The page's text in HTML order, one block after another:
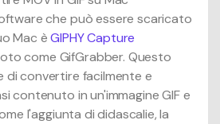
che può essere scaricato
Mac èGIPHY Capture
come GifGrabber. Questo
convertire facilmente e
contenuto in un'immagine GIF e
l'aggiunta di didascalie, la